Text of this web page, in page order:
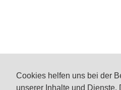
Cookies helfen uns bei der
unserer Inhalte und Dienste.